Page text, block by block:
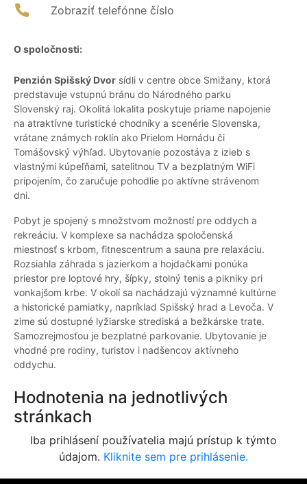
Zobraziť telefónne číslo
O spoločnosti:
Penzión Spišský Dvor sídli v centre obce Smižany, ktorá
predstavuje vstupnú bránu do Národného parku
Slovenský raj. Okolitá lokalita poskytuje priame napojenie
na atraktívne turistické chodníky a scenérie Slovenska,
vrátane známych roklín ako Prielom Hornádu či
Tomášovský výhľad. Ubytovanie pozostáva z izieb s
vlastnými kúpeľňami, satelitnou TV a bezplatným WiFi
pripojením, čo zaručuje pohodlie po aktívne strávenom
dni.
Pobyt je spojený s množstvom možností pre oddych a
rekreáciu. V komplexe sa nachádza spoločenská
miestnosť s krbom, fitnescentrum a sauna pre relaxáciu.
Rozsiahla záhrada s jazierkom a hojdačkami ponúka
priestor pre loptové hry, šípky, stolný tenis a pikniky pri
vonkajšom krbe. V okolí sa nachádzajú významné kultúrne
a historické pamiatky, napríklad Spišský hrad a Levoča. V
zime sú dostupné lyžiarske strediská a bežkárske trate.
Samozrejmosťou je bezplatné parkovanie. Ubytovanie je
vhodné pre rodiny, turistov i nadšencov aktívneho
oddychu.
Hodnotenia na jednotlivých
stránkach
Iba prihlásení používatelia majú prístup k týmto
údajom. Kliknite sem pre prihlásenie.